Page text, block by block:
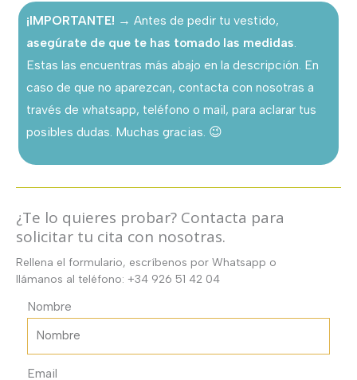
color
buganvilla.
cantidad
¡IMPORTANTE! → Antes de pedir tu vestido,
asegúrate de que te has tomado las medidas.
Estas las encuentras más abajo en la descripción. En
caso de que no aparezcan, contacta con nosotras a
través de whatsapp, teléfono o mail, para aclarar tus
posibles dudas. Muchas gracias. 😉
¿Te lo quieres probar? Contacta para
solicitar tu cita con nosotras.
Rellena el formulario, escríbenos por Whatsapp o
llámanos al teléfono: +34 926 51 42 04
Nombre
Email